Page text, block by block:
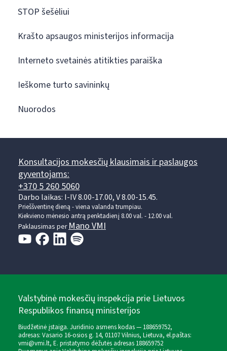
STOP šešėliui
Krašto apsaugos ministerijos informacija
Interneto svetainės atitikties paraiška
Ieškome turto savininkų
Nuorodos
Konsultacijos mokesčių klausimais ir paslaugos
gyventojams:
+370 5 260 5060
Darbo laikas: I-IV 8.00-17.00, V 8.00-15.45.
Prieššventinę dieną - viena valanda trumpiau.
Kiekvieno mėnesio antrą penktadienį 8.00 val. - 12.00 val.
Paklausimas per Mano VMI
Valstybinė mokesčių inspekcija prie Lietuvos
Respublikos finansų ministerijos
Biudžetinė įstaiga. Juridinio asmens kodas — 188659752,
adresas: Vasario 16-osios g. 14, 01107 Vilnius, Lietuva, el.paštas:
vmi@vmi.lt, E. pristatymo dėžutės adresas 188659752